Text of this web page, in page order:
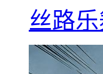
丝路